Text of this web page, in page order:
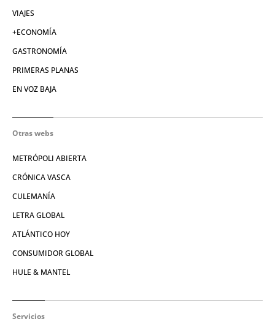
VIAJES
+ECONOMÍA
GASTRONOMÍA
PRIMERAS PLANAS
EN VOZ BAJA
Otras webs
METRÓPOLI ABIERTA
CRÓNICA VASCA
CULEMANÍA
LETRA GLOBAL
ATLÁNTICO HOY
CONSUMIDOR GLOBAL
HULE & MANTEL
Servicios